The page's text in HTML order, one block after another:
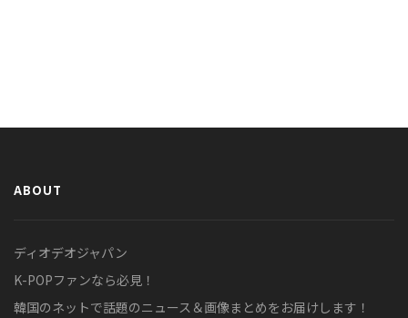
ABOUT
ディオデオジャパン
K-POPファンなら必見！
韓国のネットで話題のニュース＆画像まとめをお届けします！